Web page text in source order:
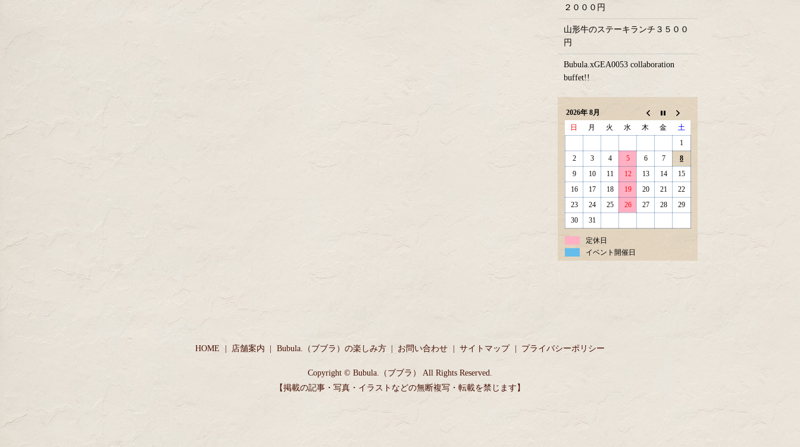
２０００円
山形牛のステーキランチ３５００
円
Bubula.xGEA0053 collaboration
buffet!!
2026年 8月
日
月 火 水 木 金
土
1
2
3 4 5 6 7
8
9
10 11 12 13 14
15
16
17 18 19 20 21
22
23
24 25 26 27 28
29
30
31
定休日
イベント開催日
HOME 店舗案内 Bubula.（ブブラ）の楽しみ方 お問い合わせ サイトマップ プライバシーポリシー
Copyright © Bubula.（ブブラ） All Rights Reserved.
【掲載の記事・写真・イラストなどの無断複写・転載を禁じます】